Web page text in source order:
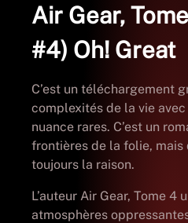
Air Gear,
#4) Oh! Great
C’est un téléchargement
complexités de la vie
nuance rares. C’est un
frontières de la folie, mais
toujours la raison.
L’auteur Air Gear, Tome
atmosphères